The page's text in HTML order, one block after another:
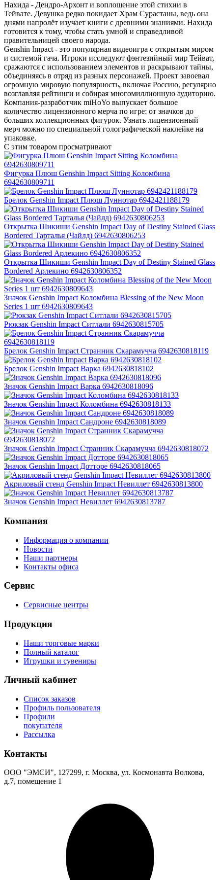
Нахида - Дендро-Архонт и воплощение этой стихии в
Тейвате. Девушка редко покидает Храм Сурастаны, ведь она
днями напролёт изучает книги с древними знаниями. Нахида
готовится к тому, чтобы стать умной и справедливой
правительницей своего народа.
Genshin Impact - это популярная видеоигра с открытым миром
и системой гача. Игроки исследуют фэнтезийный мир Тейват,
сражаются с использованием элементов и раскрывают тайны,
объединяясь в отряд из разных персонажей. Проект завоевал
огромную мировую популярность, включая Россию, регулярно
возглавляя рейтинги и собирая многомиллионную аудиторию.
Компания-разработчик miHoYo выпускает большое
количество лицензионного мерча по игре: от значков до
больших коллекционных фигурок. Узнать лицензионный
мерч можно по специальной голографической наклейке на
упаковке.
С этим товаром просматривают
Фигурка Плюш Genshin Impact Sitting Коломбина
6942630809711
Брелок Genshin Impact Плюш Луннотар 6942421188179
Открытка Шикиши Genshin Impact Day of Destiny Stained Glass
Bordered Тарталья (Чайлд) 6942630806253
Открытка Шикиши Genshin Impact Day of Destiny Stained Glass
Bordered Арлекино 6942630806352
Значок Genshin Impact Коломбина Blessing of the New Moon
Series 1 шт 6942630809643
Рюкзак Genshin Impact Ситлали 6942630815705
Брелок Genshin Impact Странник Скарамучча 6942630818119
Брелок Genshin Impact Варка 6942630818102
Значок Genshin Impact Варка 6942630818096
Значок Genshin Impact Коломбина 6942630818133
Значок Genshin Impact Сандроне 6942630818089
Значок Genshin Impact Странник Скарамучча 6942630818072
Значок Genshin Impact Дотторе 6942630818065
Акриловый стенд Genshin Impact Невиллет 6942630813800
Значок Genshin Impact Невиллет 6942630813787
Компания
Информация о компании
Новости
Наши партнеры
Контакты офиса
Сервис
Сервисные центры
Продукция
Наши торговые марки
Полный каталог
Игрушки и сувениры
Личный кабинет
Список заказов
Профиль пользователя
Профили
покупателя
Рассылка
Контакты
ООО "ЭМСИ", 127299, г. Москва, ул. Космонавта Волкова,
д.7, помещение 1